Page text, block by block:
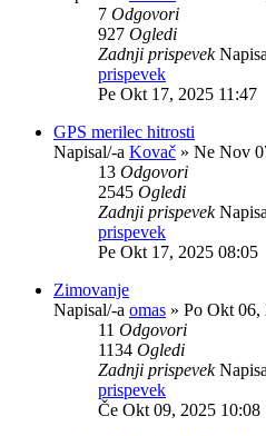
7 Odgovori
927 Ogledi
Zadnji prispevek
prispevek
Pe Okt 17, 2025 11:47
GPS merilec hitrosti
Napisal/-a Kovač » Ne Nov
13 Odgovori
2545 Ogledi
Zadnji prispevek
prispevek
Pe Okt 17, 2025 08:05
Zimovanje
Napisal/-a omas » Po Okt 06,
11 Odgovori
1134 Ogledi
Zadnji prispevek
prispevek
Če Okt 09, 2025 10:08